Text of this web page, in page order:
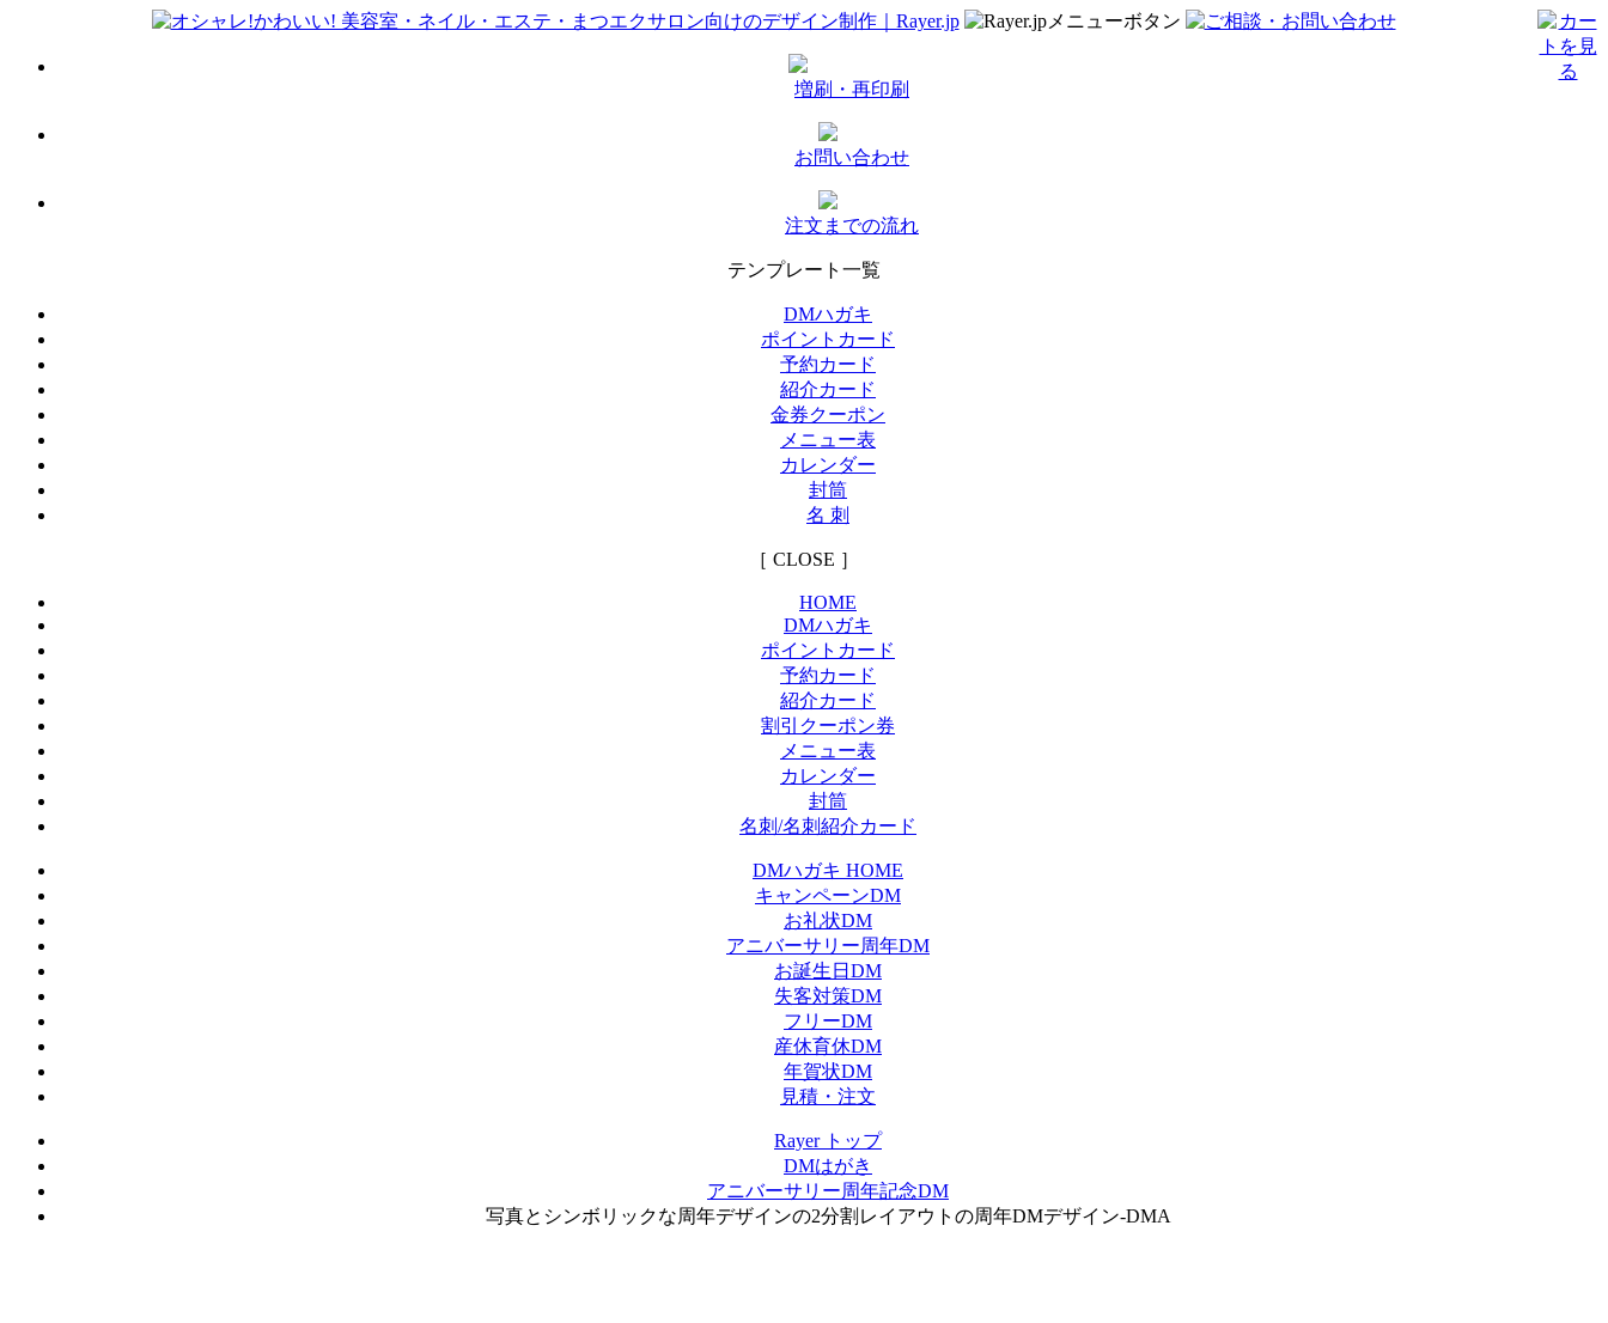
増刷・再印刷
お問い合わせ
注文までの流れ
テンプレート一覧
DMハガキ
ポイントカード
予約カード
紹介カード
金券クーポン
メニュー表
カレンダー
封筒
名 刺
［ CLOSE ］
HOME
DMハガキ
ポイントカード
予約カード
紹介カード
割引クーポン券
メニュー表
カレンダー
封筒
名刺/名刺紹介カード
DMハガキ HOME
キャンペーンDM
お礼状DM
アニバーサリー周年DM
お誕生日DM
失客対策DM
フリーDM
産休育休DM
年賀状DM
見積・注文
Rayer トップ
DMはがき
アニバーサリー周年記念DM
写真とシンボリックな周年デザインの2分割レイアウトの周年DMデザイン-DMA